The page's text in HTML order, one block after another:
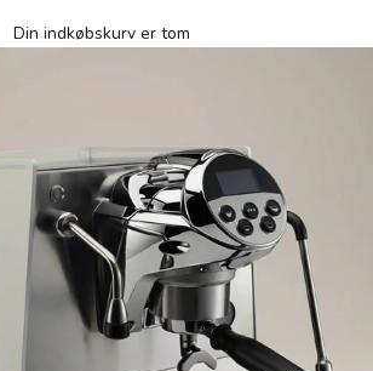
Din indkøbskurv er tom